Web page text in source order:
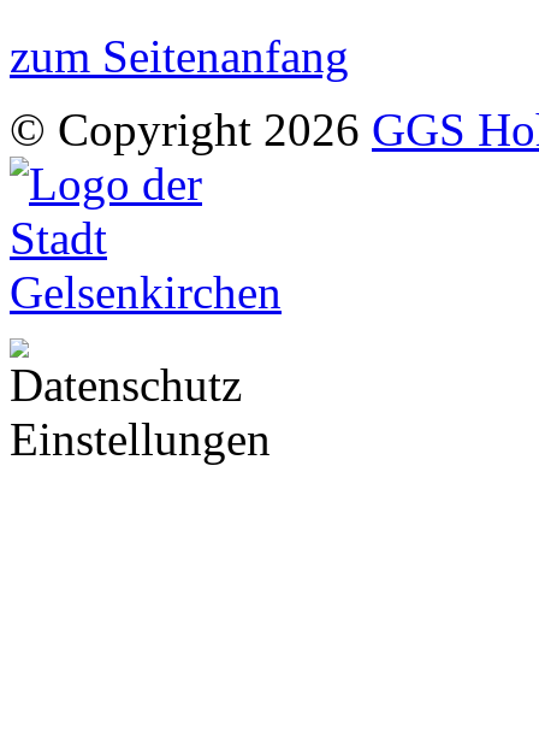
zum Seitenanfang
© Copyright 2026 GGS